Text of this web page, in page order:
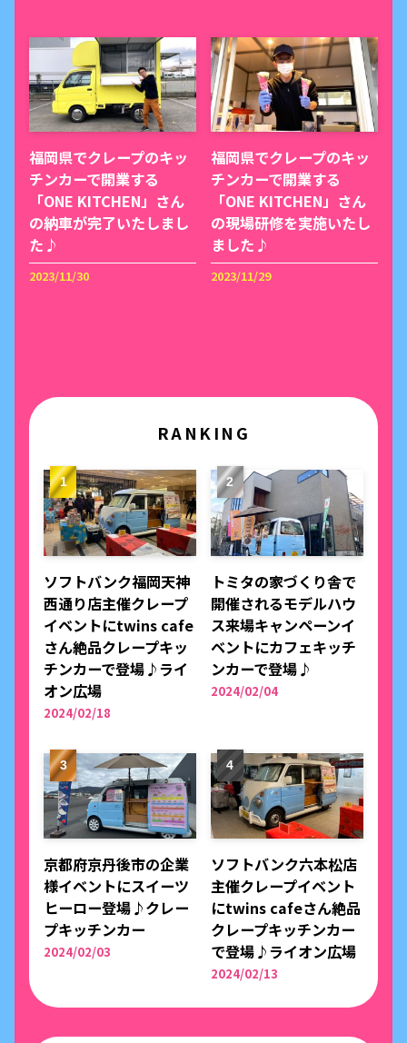
福岡県でクレープのキッ
チンカーで開業する
「ONE KITCHEN」さん
の納車が完了いたしまし
た♪
2023/11/30
福岡県でクレープのキッ
チンカーで開業する
「ONE KITCHEN」さん
の現場研修を実施いたし
ました♪
2023/11/29
RANKING
ソフトバンク福岡天神
西通り店主催クレープ
イベントにtwins cafe
さん絶品クレープキッ
チンカーで登場♪ライ
オン広場
2024/02/18
トミタの家づくり舎で
開催されるモデルハウ
ス来場キャンペーンイ
ベントにカフェキッチ
ンカーで登場♪
2024/02/04
京都府京丹後市の企業
様イベントにスイーツ
ヒーロー登場♪クレー
プキッチンカー
2024/02/03
ソフトバンク六本松店
主催クレープイベント
にtwins cafeさん絶品
クレープキッチンカー
で登場♪ライオン広場
2024/02/13